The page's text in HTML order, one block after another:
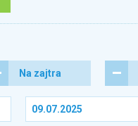
Na zajtra